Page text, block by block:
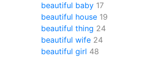
beautiful baby 17
beautiful house 19
beautiful thing 24
beautiful wife 24
beautiful girl 48